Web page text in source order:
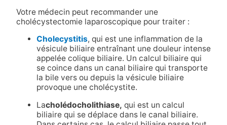
Votre médecin peut recommander une
cholécystectomie laparoscopique pour traiter :
Cholecystitis, qui est une inflammation de la
vésicule biliaire entraînant une douleur intense
appelée colique biliaire. Un calcul biliaire qui
se coince dans un canal biliaire qui transporte
la bile vers ou depuis la vésicule biliaire
provoque une cholécystite.
Lacholédocholithiase, qui est un calcul
biliaire qui se déplace dans le canal biliaire.